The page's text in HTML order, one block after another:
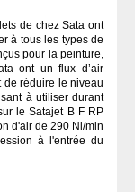
de chez Sata ont
à tous les types de
pour la peinture,
ont un flux d’air
de réduire le niveau
à utiliser durant
le Satajet B F RP
d'air de 290 Nl/min
à l'entrée du